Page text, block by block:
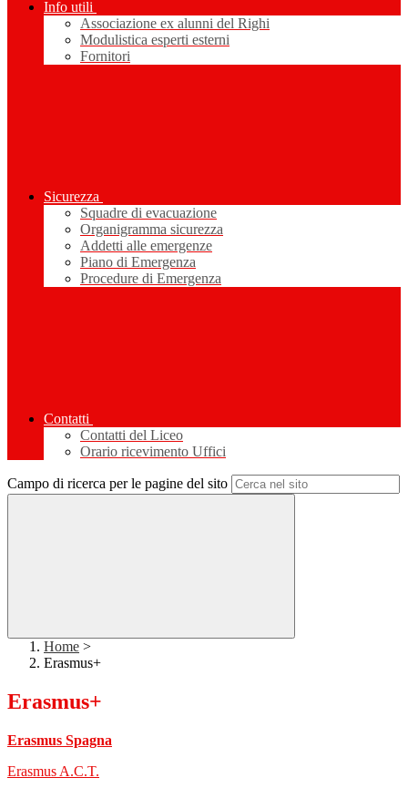
Info utili
Associazione ex alunni del Righi
Modulistica esperti esterni
Fornitori
Sicurezza
Squadre di evacuazione
Organigramma sicurezza
Addetti alle emergenze
Piano di Emergenza
Procedure di Emergenza
Contatti
Contatti del Liceo
Orario ricevimento Uffici
Campo di ricerca per le pagine del sito
Home >
Erasmus+
Erasmus+
Erasmus Spagna
Erasmus A.C.T.